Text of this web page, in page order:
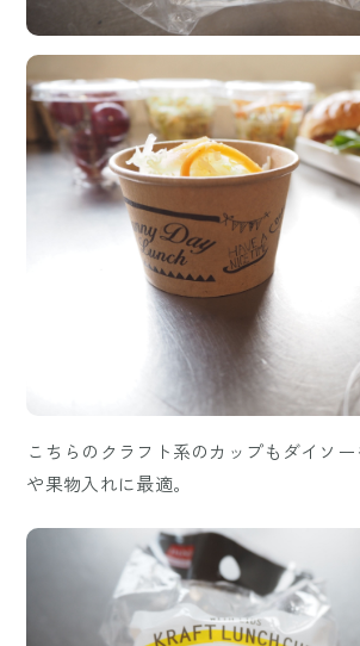
こちらのクラフト系のカップもダイソ
や果物入れに最適。